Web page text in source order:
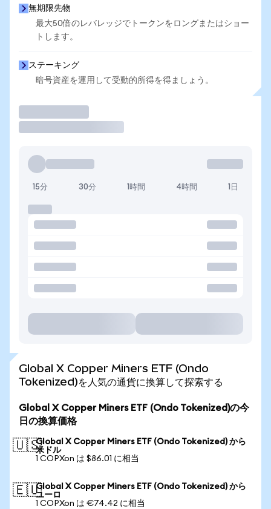
無期限先物
最大50倍のレバレッジでトークンをロングまたはショー
トします。
ステーキング
暗号資産を運用して受動的所得を得ましょう。
15分 30分 1時間 4時間 1日
Global X Copper Miners ETF (Ondo
Tokenized)を人気の通貨に換算して探索する
Global X Copper Miners ETF (Ondo Tokenized)の今
日の換算価格
🇺🇸Global X Copper Miners ETF (Ondo Tokenized) から
米ドル
1 COPXon は $86.01 に相当
🇪🇺Global X Copper Miners ETF (Ondo Tokenized) から
ユーロ
1 COPXon は €74.42 に相当